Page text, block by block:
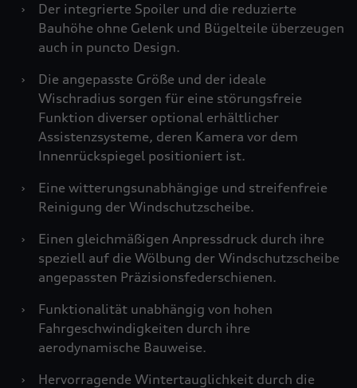
›
Der integrierte Spoiler und die reduzierte
Bauhöhe ohne Gelenk und Bügelteile überzeugen
auch in puncto Design.
›
Die angepasste Größe und der ideale
Wischradius sorgen für eine störungsfreie
Funktion diverser optional erhältlicher
Assistenzsysteme, deren Kamera vor dem
Innenrückspiegel positioniert ist.
›
Eine witterungsunabhängige und streifenfreie
Reinigung der Windschutzscheibe.
›
Einen gleichmäßigen Anpressdruck durch ihre
speziell auf die Wölbung der Windschutzscheibe
angepassten Präzisionsfederschienen.
›
Funktionalität unabhängig von hohen
Fahrgeschwindigkeiten durch ihre
aerodynamische Bauweise.
›
Hervorragende Wintertauglichkeit durch die